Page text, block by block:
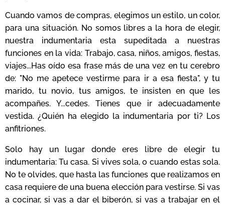
Cuando vamos de compras, elegimos un estilo, un color,
para una situación. No somos libres a la hora de elegir,
nuestra indumentaria esta supeditada a nuestras
funciones en la vida: Trabajo, casa, niños, amigos, fiestas,
viajes...Has oído esa frase más de una vez en tu cerebro
de: "No me apetece vestirme para ir a esa fiesta", y tu
marido, tu novio, tus amigos, te insisten en que les
acompañes. Y...cedes. Tienes que ir adecuadamente
vestida. ¿Quién ha elegido la indumentaria por ti? Los
anfitriones.
Solo hay un lugar donde eres libre de elegir tu
indumentaria: Tu casa. Si vives sola, o cuando estas sola.
No te olvides, que hasta las funciones que realizamos en
casa requiere de una buena elección para vestirse. Si vas
a cocinar, si vas a dar el biberón, si vas a trabajar en el